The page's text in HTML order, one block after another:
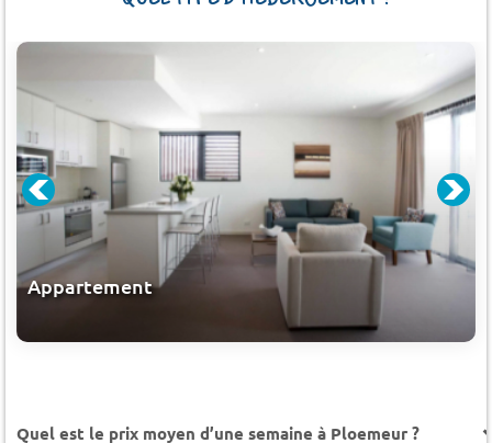
Appartement
Quel est le prix moyen d’une semaine à Ploemeur ?